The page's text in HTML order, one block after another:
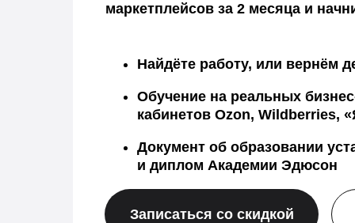
Найдёте работу, или вернём
Обучение на реальных
кабинетов Ozon, Wildberries,
Документ об образовании
и диплом Академии Эдюсон
маркетплейсов за 2 месяца и
Записаться со скидкой